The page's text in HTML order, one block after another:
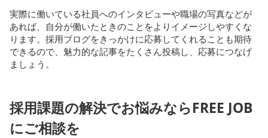
実際に働いている社員へのインタビューや職場の写真などが
あれば、自分が働いたときのことをよりイメージしやすくな
ります。採用ブログをきっかけに応募してくれることも期待
できるので、魅力的な記事をたくさん投稿し、応募につなげ
ましょう。
採用課題の解決でお悩みならFREE JOB
にご相談を